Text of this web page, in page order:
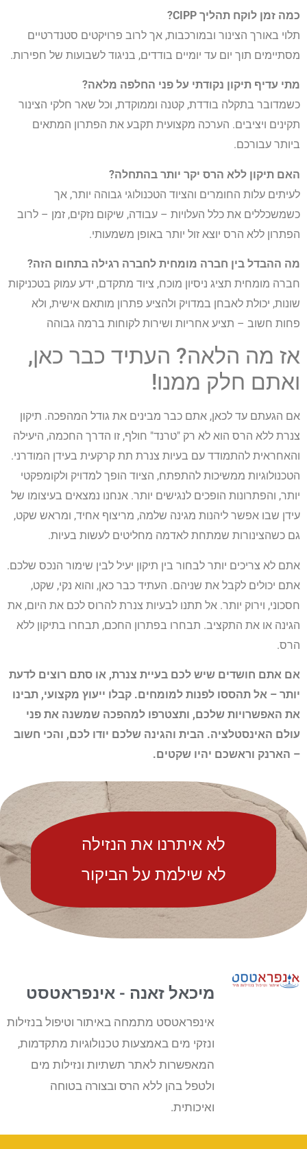
כמה זמן לוקח תהליך CIPP?
תלוי באורך הצינור ובמורכבות, אך לרוב פרויקטים סטנדרטיים
מסתיימים תוך יום עד יומיים בודדים, בניגוד לשבועות של חפירות.
מתי עדיף תיקון נקודתי על פני החלפה מלאה?
כשמדובר בתקלה בודדת, קטנה וממוקדת, וכל שאר חלקי הצינור
תקינים ויציבים. הערכה מקצועית תקבע את הפתרון המתאים
ביותר עבורכם.
האם תיקון ללא הרס יקר יותר בהתחלה?
לעיתים עלות החומרים והציוד הטכנולוגי גבוהה יותר, אך
כשמשכללים את כלל העלויות – עבודה, שיקום נזקים, זמן – לרוב
הפתרון ללא הרס יוצא זול יותר באופן משמעותי.
מה ההבדל בין חברה מומחית לחברה רגילה בתחום הזה?
חברה מומחית תציג ניסיון מוכח, ציוד מתקדם, ידע עמוק בטכניקות
שונות, יכולת לאבחן במדויק ולהציע פתרון מותאם אישית, ולא
פחות חשוב – תציע אחריות ושירות לקוחות ברמה גבוהה
אז מה הלאה? העתיד כבר כאן,
ואתם חלק ממנו!
אם הגעתם עד לכאן, אתם כבר מבינים את גודל המהפכה. תיקון
צנרת ללא הרס הוא לא רק "טרנד" חולף, זו הדרך החכמה, היעילה
והאחראית להתמודד עם בעיות צנרת תת קרקעית בעידן המודרני.
הטכנולוגיות ממשיכות להתפתח, הציוד הופך למדויק ולקומפקטי
יותר, והפתרונות הופכים לנגישים יותר. אנחנו נמצאים בעיצומו של
עידן שבו אפשר ליהנות מגינה שלמה, מריצוף אחיד, ומראש שקט,
גם כשהצינורות שמתחת לאדמה מחליטים לעשות בעיות.
אתם לא צריכים יותר לבחור בין תיקון יעיל לבין שימור הנכס שלכם.
אתם יכולים לקבל את שניהם. העתיד כבר כאן, והוא נקי, שקט,
חסכוני, וירוק יותר. אל תתנו לבעיות צנרת להרוס לכם את היום, את
הגינה או את התקציב. תבחרו בפתרון החכם, תבחרו בתיקון ללא
הרס.
אם אתם חושדים שיש לכם בעיית צנרת, או סתם רוצים לדעת
יותר – אל תהססו לפנות למומחים. קבלו ייעוץ מקצועי, תבינו
את האפשרויות שלכם, ותצטרפו למהפכה שמשנה את פני
עולם האינסטלציה. הבית והגינה שלכם יודו לכם, והכי חשוב
– הארנק וראשכם יהיו שקטים.
לא איתרנו את הנזילה
לא שילמת על הביקור
מיכאל זאנה - אינפראטסט
אינפראטסט מתמחה באיתור וטיפול בנזילות
ונזקי מים באמצעות טכנולוגיות מתקדמות,
המאפשרות לאתר תשתיות ונזילות מים
ולטפל בהן ללא הרס ובצורה בטוחה
ואיכותית.